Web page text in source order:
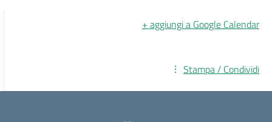
+ aggiungi a Google Calendar
Stampa / Condividi